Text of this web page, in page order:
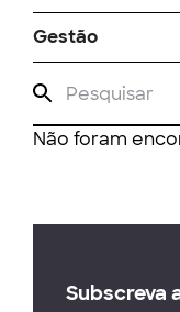
Gestão
Não foram
Subscreva